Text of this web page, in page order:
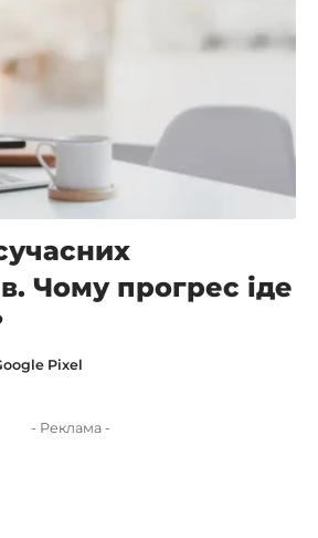
Чому прогрес іде
Pixel
- Реклама -